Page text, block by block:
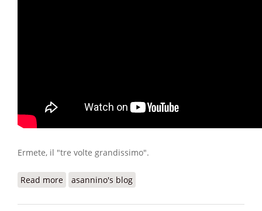
Ermete, il "tre volte grandissimo".
Read more about Le leggende di Ermete Trismegisto
asannino's blog